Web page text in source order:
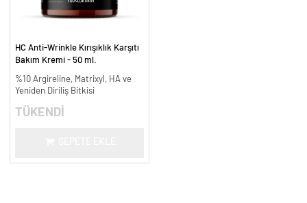
HC Anti-Wrinkle Kırışıklık Karşıtı
Bakım Kremi - 50 ml.
%10 Argireline, Matrixyl, HA ve
Yeniden Diriliş Bitkisi
TÜKENDİ